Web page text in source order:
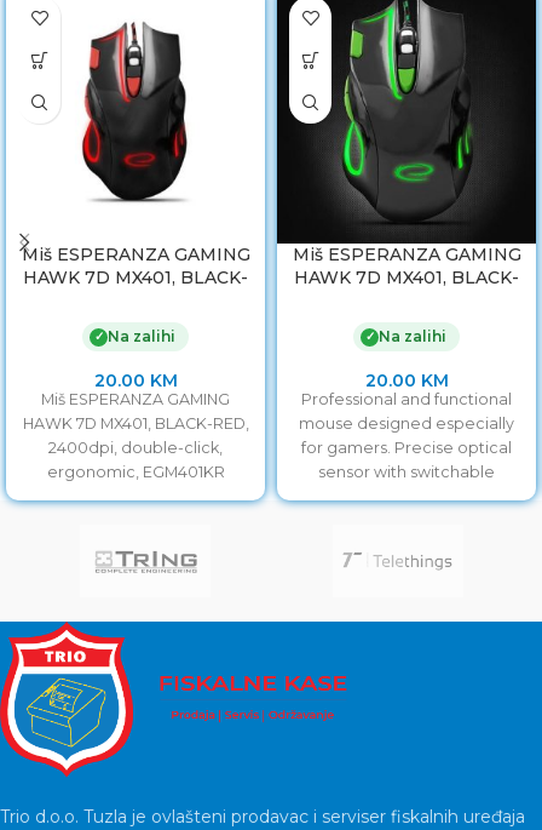
Miš ESPERANZA GAMING
HAWK 7D MX401, BLACK-
click, ergonomic,
EGM401KR
✓ Na zalihi
20.00 KM
Miš ESPERANZA GAMING
HAWK 7D MX401, BLACK-RED,
2400dpi, double-click,
ergonomic, EGM401KR
Miš ESPERANZA GAMING
HAWK 7D MX401, BLACK-
click, ergonomic,
EGM401KG
✓ Na zalihi
20.00 KM
Professional and functional
mouse designed especially
for gamers. Precise optical
sensor with switchable
resolution of
Trio d.o.o. Tuzla je ovlašteni prodavac i serviser fiskalnih uređaja